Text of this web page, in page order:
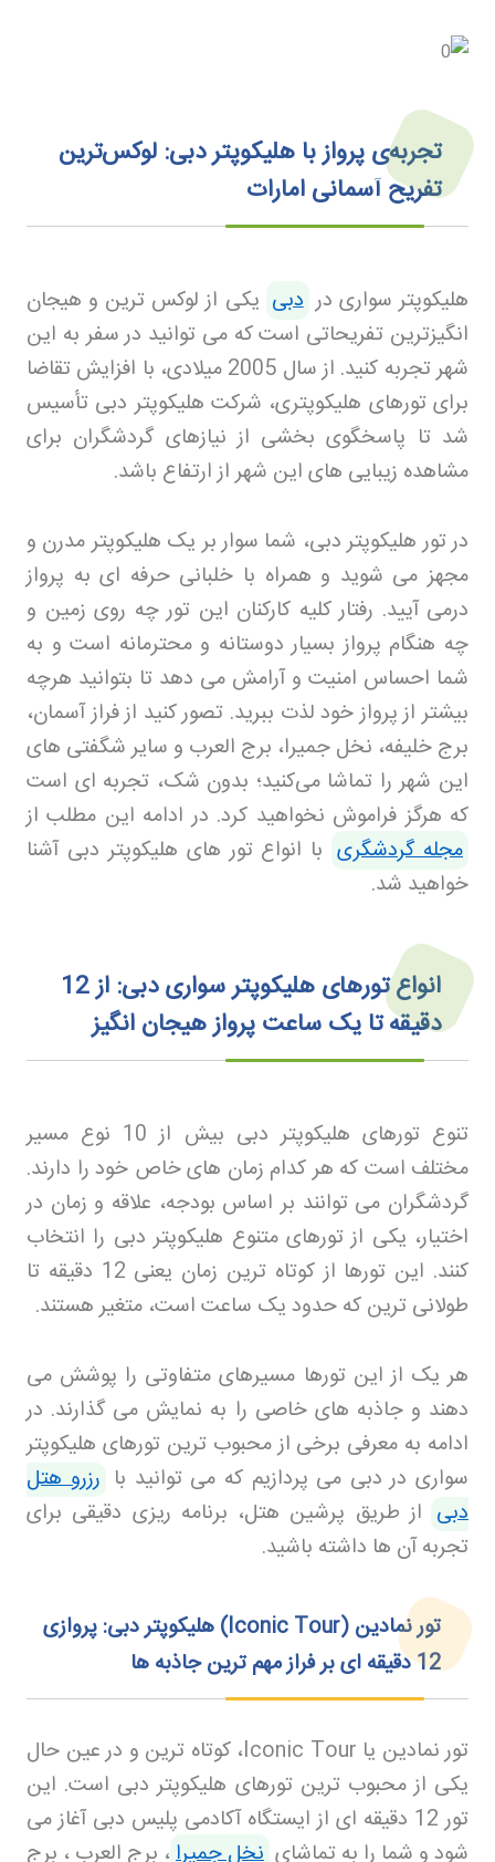
تجربه‌ی پرواز با هلیکوپتر دبی: لوکس‌ترین
تفریح آسمانی امارات
هلیکوپتر سواری در دبی یکی از لوکس‌ ترین و هیجان‌
انگیزترین تفریحاتی است که می‌ توانید در سفر به این
شهر تجربه کنید. از سال 2005 میلادی، با افزایش تقاضا
برای تورهای هلیکوپتری، شرکت هلیکوپتر دبی تأسیس
شد تا پاسخگوی بخشی از نیازهای گردشگران برای
مشاهده زیبایی‌ های این شهر از ارتفاع باشد.
در تور هلیکوپتر دبی، شما سوار بر یک هلیکوپتر مدرن و
مجهز می‌ شوید و همراه با خلبانی حرفه‌ ای به پرواز
درمی‌ آیید. رفتار کلیه کارکنان این تور چه روی زمین و
چه هنگام پرواز بسیار دوستانه و محترمانه است و به
شما احساس امنیت و آرامش می‌ دهد تا بتوانید هرچه
بیشتر از پرواز خود لذت ببرید. تصور کنید از فراز آسمان،
برج خلیفه، نخل جمیرا، برج العرب و سایر شگفتی‌ های
این شهر را تماشا می‌کنید؛ بدون شک، تجربه‌ ای است
که هرگز فراموش نخواهید کرد. در ادامه این مطلب از
مجله گردشگری با انواع تور های هلیکوپتر دبی آشنا
خواهید شد.
انواع تورهای هلیکوپتر سواری دبی: از 12
دقیقه تا یک ساعت پرواز هیجان‌ انگیز
تنوع تورهای هلیکوپتر دبی بیش از 10 نوع مسیر
مختلف است که هر کدام زمان‌ های خاص خود را دارند.
گردشگران می‌ توانند بر اساس بودجه، علاقه و زمان در
اختیار، یکی از تورهای متنوع هلیکوپتر دبی را انتخاب
کنند. این تورها از کوتاه‌ ترین زمان یعنی 12 دقیقه تا
طولانی‌ ترین که حدود یک ساعت است، متغیر هستند.
هر یک از این تورها مسیرهای متفاوتی را پوشش می‌
دهند و جاذبه‌ های خاصی را به نمایش می‌ گذارند. در
ادامه به معرفی برخی از محبوب‌ ترین تورهای هلیکوپتر
سواری در دبی می‌ پردازیم که می‌ توانید با رزرو هتل
دبی از طریق پرشین هتل، برنامه‌ ریزی دقیقی برای
تجربه آن‌ ها داشته باشید.
تور نمادین(Iconic Tour)
هلیکوپتر دبی: پروازی
12 دقیقه‌ ای بر فراز مهم‌ ترین جاذبه‌ ها
تور نمادین یا
، کوتاه‌ ترین و در عین حال
یکی از محبوب‌ ترین تورهای هلیکوپتر دبی است. این
تور 12 دقیقه‌ ای از ایستگاه آکادمی پلیس دبی آغاز می‌
شود و شما را به تماشای نخل جمیرا، برج العرب ، برج